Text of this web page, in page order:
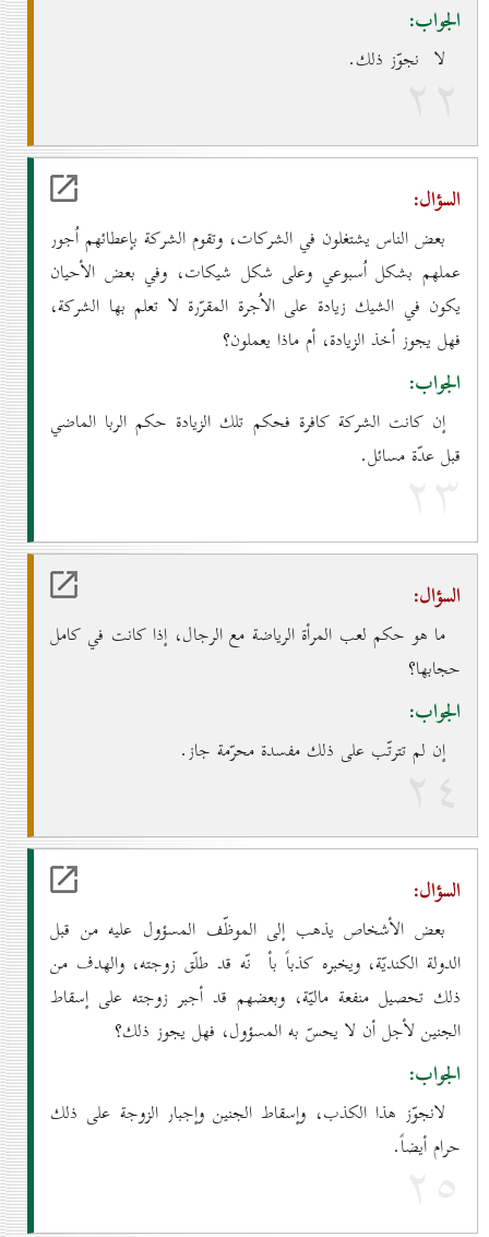
الجواب:
لا نجوّز ذلك.
۲۲
السؤال:
بعض الناس يشتغلون في الشركات، وتقوم الشركة بإعطائهم اُجور
عملهم بشكل اُسبوعي وعلى شكل شيكات، وفي بعض الأحيان
يكون في الشيك زيادة على الاُجرة المقرّرة لا تعلم بها الشركة،
فهل يجوز أخذ الزيادة، أم ماذا يعملون؟
الجواب:
إن كانت الشركة كافرة فحكم تلك الزيادة حكم الربا الماضي
قبل عدّة مسائل.
۲۳
السؤال:
ما هو حكم لعب المرأة الرياضة مع الرجال، إذا كانت في كامل
حجابها؟
الجواب:
إن لم تترتّب على ذلك مفسدة محرّمة جاز.
۲٤
السؤال:
بعض الأشخاص يذهب إلى الموظّف المسؤول عليه من قبل
الدولة الكنديّة، ويخبره كذباً بأ نّه قد طلّق زوجته، والهدف من
ذلك تحصيل منفعة ماليّة، وبعضهم قد أجبر زوجته على إسقاط
الجنين لأجل أن لا يحسّ به المسؤول، فهل يجوز ذلك؟
الجواب:
لانجوّز هذا الكذب، وإسقاط الجنين وإجبار الزوجة على ذلك
حرام أيضاً.
۲٥